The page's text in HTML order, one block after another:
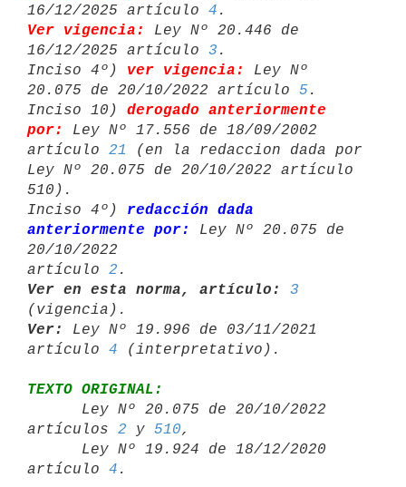
16/12/2025 artículo 4
Ver vigencia:
Ley Nº 20.446 de
16/12/2025 artículo 3 .
Inciso 4º) ver vigencia:
Ley Nº
20.075 de 20/10/2022 artículo 5 .
Inciso 10) derogado anteriormente
por:
Ley Nº 17.556 de 18/09/2002
artículo 21
(en la redaccion dada por
Ley Nº 20.075 de 20/10/2022 artículo
510).
Inciso 4º) redacción dada
anteriormente por:
Ley Nº 20.075 de
20/10/2022
artículo 2
Ver en esta norma, artículo:
3
Ver:
Ley Nº 19.996 de 03/11/2021
artículo 4
TEXTO ORIGINAL:
artículos 2 y 510,
artículo 4